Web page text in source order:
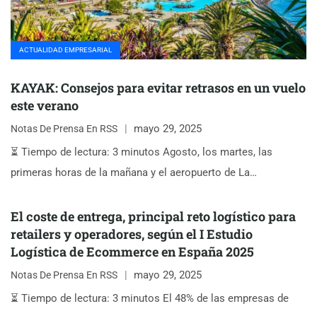
ACTUALIDAD EMPRESARIAL
KAYAK: Consejos para evitar retrasos en un vuelo
este verano
Notas De Prensa En RSS
mayo 29, 2025
⏳ Tiempo de lectura: 3 minutos Agosto, los martes, las
primeras horas de la mañana y el aeropuerto de La…
El coste de entrega, principal reto logístico para
retailers y operadores, según el I Estudio
Logística de Ecommerce en España 2025
Notas De Prensa En RSS
mayo 29, 2025
⏳ Tiempo de lectura: 3 minutos El 48% de las empresas de